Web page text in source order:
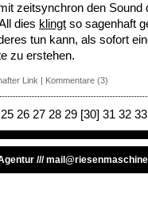
zeitsynchron den Sound
dies klingt so sagenhaft
tun kann, als sofort
zu erstehen.
Link | Kommentare (3)
25 26 27 28 29 [30] 31 32 33
///